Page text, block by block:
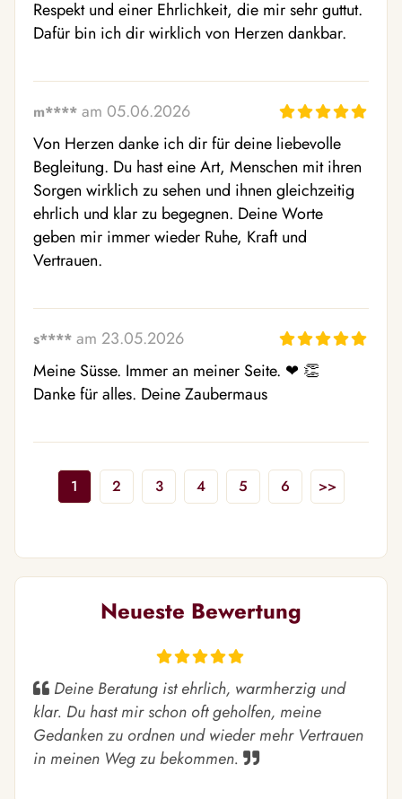
Respekt und einer Ehrlichkeit, die mir sehr guttut.
Dafür bin ich dir wirklich von Herzen dankbar.
m**** am 05.06.2026
Von Herzen danke ich dir für deine liebevolle
Begleitung. Du hast eine Art, Menschen mit ihren
Sorgen wirklich zu sehen und ihnen gleichzeitig
ehrlich und klar zu begegnen. Deine Worte
geben mir immer wieder Ruhe, Kraft und
Vertrauen.
s**** am 23.05.2026
Meine Süsse. Immer an meiner Seite. ❤ ️👏
Danke für alles. Deine Zaubermaus
1 2 3 4 5 6 >>
Neueste Bewertung
Deine Beratung ist ehrlich, warmherzig und
klar. Du hast mir schon oft geholfen, meine
Gedanken zu ordnen und wieder mehr Vertrauen
in meinen Weg zu bekommen.